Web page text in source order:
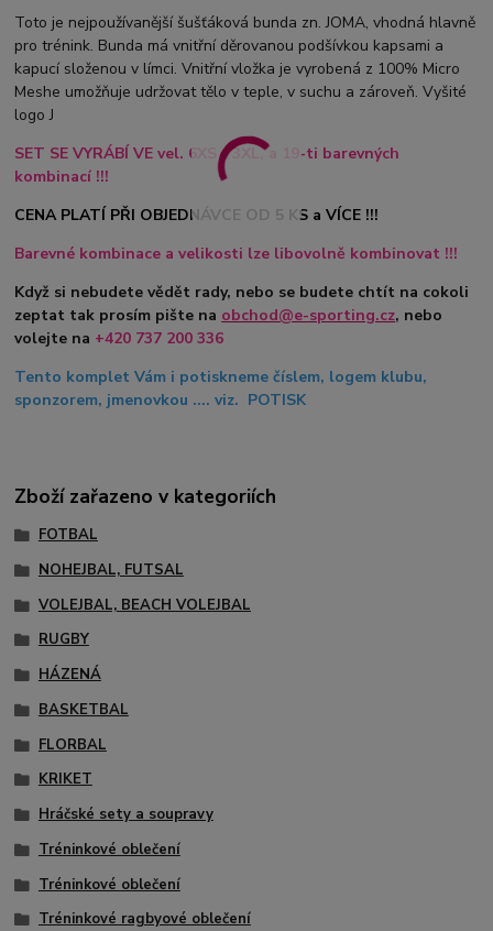
Toto je nejpoužívanější šušťáková bunda zn. JOMA, vhodná hlavně
pro trénink. Bunda má vnitřní děrovanou podšívkou kapsami a
kapucí složenou v límci. Vnitřní vložka je vyrobená z 100% Micro
Meshe umožňuje udržovat tělo v teple, v suchu a zároveň. Vyšité
logo J
SET SE VYRÁBÍ VE vel. 6XS - 3XL, a 19-ti barevných
kombinací !!!
CENA PLATÍ PŘI OBJEDNÁVCE OD 5 KS a VÍCE !!!
Barevné kombinace a velikosti lze libovolně kombinovat !!!
Když si nebudete vědět rady, nebo se budete chtít na cokoli
zeptat tak prosím pište na obchod@e-sporting.cz, nebo
volejte na +420 737 200 336
Tento komplet Vám i potiskneme číslem, logem klubu,
sponzorem, jmenovkou .... viz. POTISK
Zboží zařazeno v kategoriích
FOTBAL
NOHEJBAL, FUTSAL
VOLEJBAL, BEACH VOLEJBAL
RUGBY
HÁZENÁ
BASKETBAL
FLORBAL
KRIKET
Hráčské sety a soupravy
Tréninkové oblečení
Tréninkové oblečení
Tréninkové ragbyové oblečení